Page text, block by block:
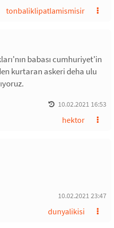
tonbaliklipatlamismisir
babası cumhuriyet'in
kurtaran askeri deha ulu
10.02.2021 16:53
hektor
10.02.2021 23:47
dunyalikisi